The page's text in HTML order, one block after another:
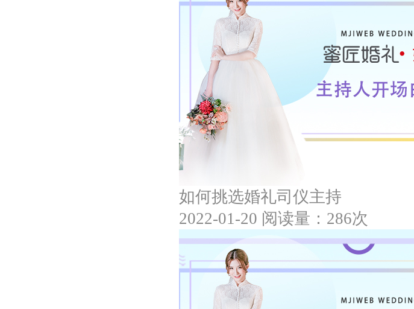
如何挑选婚礼司仪主持
2022-01-20 阅读量：286次